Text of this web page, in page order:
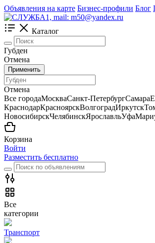
Объявления на карте Бизнес-профили Блог
Каталог
Губден
Отмена
Применить
Отмена
Все городаМоскваСанкт-ПетербургСамара
КраснодарКрасноярскВолгоградИркутск
НовосибирскЧелябинскЯрославльУфа
Корзина
Войти
Разместить бесплатно
Все
категории
Транспорт